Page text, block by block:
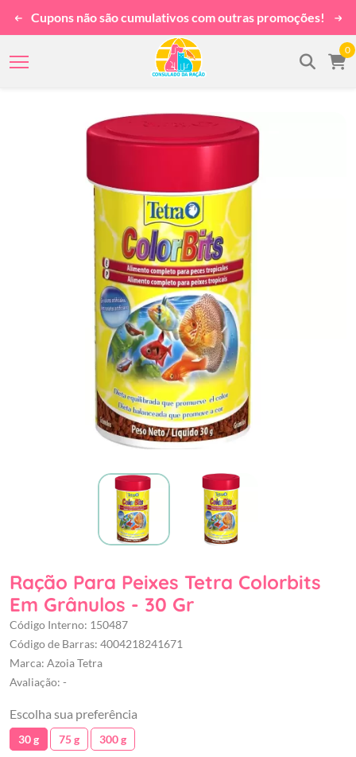
Cupons não são cumulativos com outras promoções!
0
Ração Para Peixes Tetra Colorbits
Em Grânulos - 30 Gr
Código Interno: 150487
Código de Barras: 4004218241671
Marca: Azoia Tetra
Avaliação: -
Escolha sua preferência
30 g 75 g 300 g